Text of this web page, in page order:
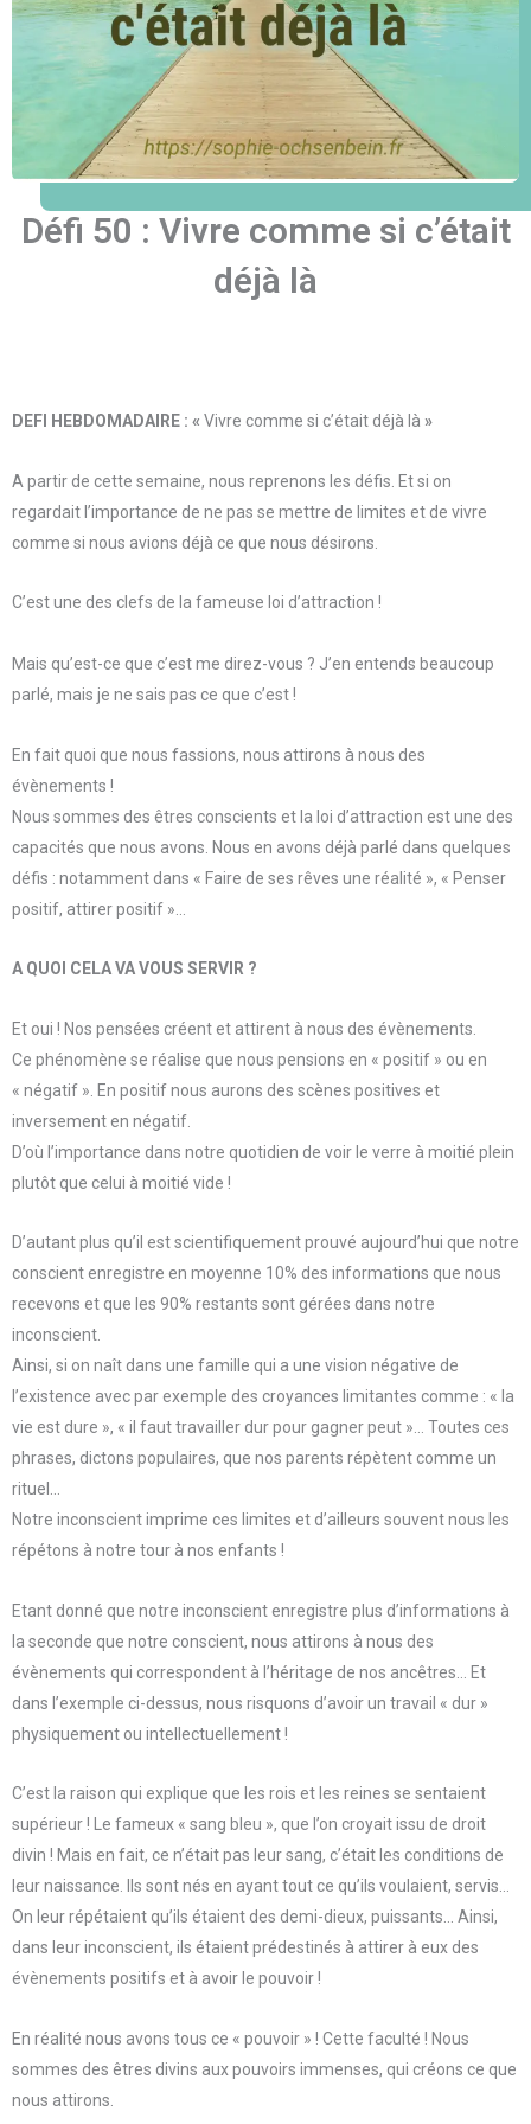
Défi 50 : Vivre comme si c’était
déjà là
DEFI HEBDOMADAIRE : « Vivre comme si c’était déjà là »
A partir de cette semaine, nous reprenons les défis. Et si on
regardait l’importance de ne pas se mettre de limites et de vivre
comme si nous avions déjà ce que nous désirons.
C’est une des clefs de la fameuse loi d’attraction !
Mais qu’est-ce que c’est me direz-vous ? J’en entends beaucoup
parlé, mais je ne sais pas ce que c’est !
En fait quoi que nous fassions, nous attirons à nous des
évènements !
Nous sommes des êtres conscients et la loi d’attraction est une des
capacités que nous avons. Nous en avons déjà parlé dans quelques
défis : notamment dans « Faire de ses rêves une réalité », « Penser
positif, attirer positif »…
A QUOI CELA VA VOUS SERVIR ?
Et oui ! Nos pensées créent et attirent à nous des évènements.
Ce phénomène se réalise que nous pensions en « positif » ou en
« négatif ». En positif nous aurons des scènes positives et
inversement en négatif.
D’où l’importance dans notre quotidien de voir le verre à moitié plein
plutôt que celui à moitié vide !
D’autant plus qu’il est scientifiquement prouvé aujourd’hui que notre
conscient enregistre en moyenne 10% des informations que nous
recevons et que les 90% restants sont gérées dans notre
inconscient.
Ainsi, si on naît dans une famille qui a une vision négative de
l’existence avec par exemple des croyances limitantes comme : « la
vie est dure », « il faut travailler dur pour gagner peut »… Toutes ces
phrases, dictons populaires, que nos parents répètent comme un
rituel…
Notre inconscient imprime ces limites et d’ailleurs souvent nous les
répétons à notre tour à nos enfants !
Etant donné que notre inconscient enregistre plus d’informations à
la seconde que notre conscient, nous attirons à nous des
évènements qui correspondent à l’héritage de nos ancêtres… Et
dans l’exemple ci-dessus, nous risquons d’avoir un travail « dur »
physiquement ou intellectuellement !
C’est la raison qui explique que les rois et les reines se sentaient
supérieur ! Le fameux « sang bleu », que l’on croyait issu de droit
divin ! Mais en fait, ce n’était pas leur sang, c’était les conditions de
leur naissance. Ils sont nés en ayant tout ce qu’ils voulaient, servis…
On leur répétaient qu’ils étaient des demi-dieux, puissants… Ainsi,
dans leur inconscient, ils étaient prédestinés à attirer à eux des
évènements positifs et à avoir le pouvoir !
En réalité nous avons tous ce « pouvoir » ! Cette faculté ! Nous
sommes des êtres divins aux pouvoirs immenses, qui créons ce que
nous attirons.